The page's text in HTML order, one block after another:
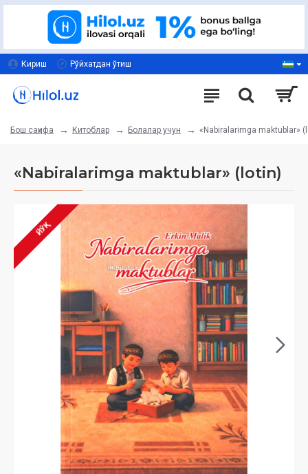
Кириш Рўйхатдан ўтиш
Бош саҳифа Китоблар Болалар учун «Nabiralarimga maktublar»
«Nabiralarimga maktublar» (lotin)
ЙЎҚ